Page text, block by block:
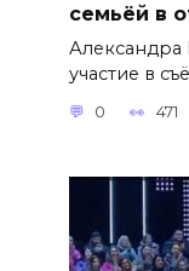
семьёй в
Александра
участие в
0 471